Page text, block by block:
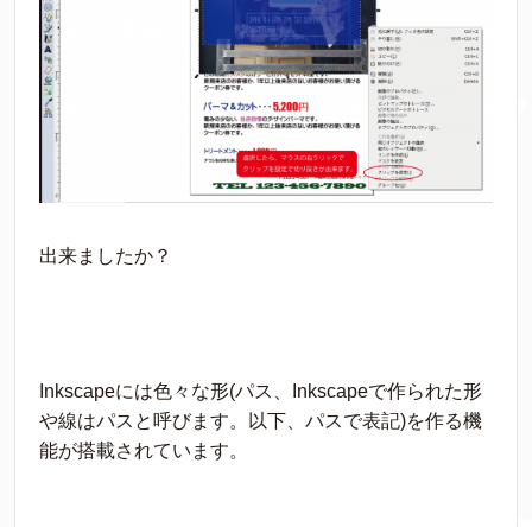
出来ましたか？
Inkscapeには色々な形(パス、Inkscapeで作られた形
や線はパスと呼びます。以下、パスで表記)を作る機
能が搭載されています。